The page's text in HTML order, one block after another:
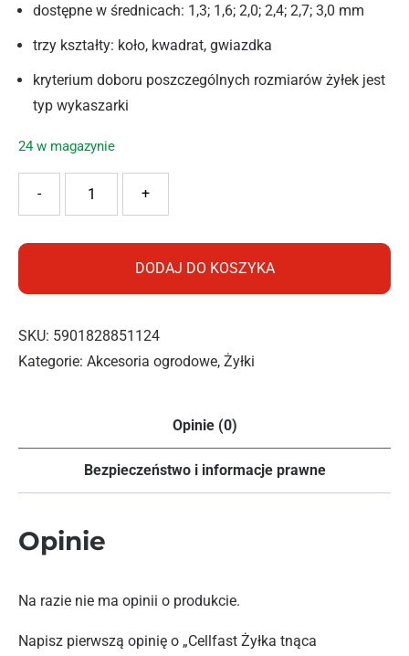
dostępne w średnicach: 1,3; 1,6; 2,0; 2,4; 2,7; 3,0 mm
trzy kształty: koło, kwadrat, gwiazdka
kryterium doboru poszczególnych rozmiarów żyłek jest
typ wykaszarki
24 w magazynie
+
-
DODAJ DO KOSZYKA
SKU: 5901828851124
Kategorie: Akcesoria ogrodowe, Żyłki
Opinie (0)
Bezpieczeństwo i informacje prawne
Opinie
Na razie nie ma opinii o produkcie.
Napisz pierwszą opinię o „Cellfast Żyłka tnąca